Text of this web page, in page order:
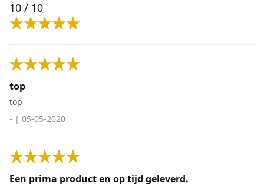
10 / 10
top
top
- | 05-05-2020
Een prima product en op tijd geleverd.